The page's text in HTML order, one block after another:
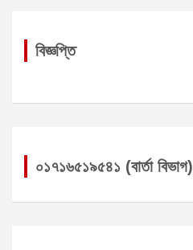
বিজ্ঞপ্তি
০১৭১৬৫১৯৫৪১ (বার্তা বিভাগ)